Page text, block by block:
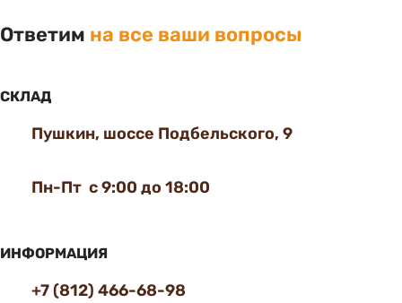
Ответим на все ваши вопросы
СКЛАД
Пушкин, шоссе Подбельского, 9
Пн-Пт с 9:00 до 18:00
ИНФОРМАЦИЯ
+7 (812) 466-68-98